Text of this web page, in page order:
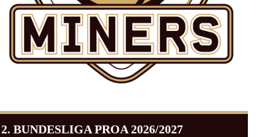
2. BUNDESLIGA PROA 2026/2027